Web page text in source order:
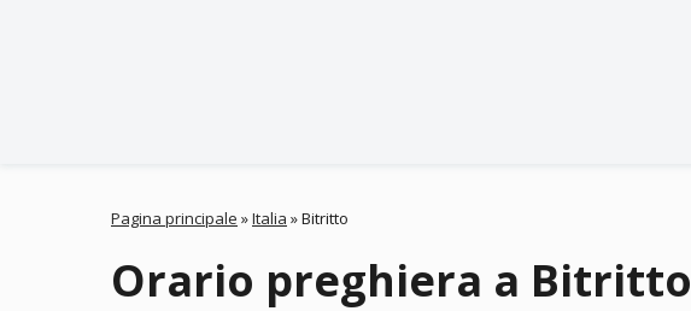
Pagina principale »Italia »Bitritto
Orario preghiera a Bitritto